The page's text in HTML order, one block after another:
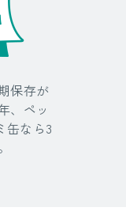
保存が
、ペッ
缶なら3